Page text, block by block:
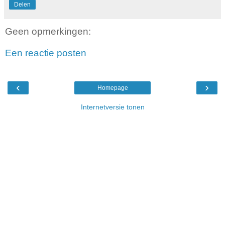
Delen
Geen opmerkingen:
Een reactie posten
‹ ›
Homepage
Internetversie tonen